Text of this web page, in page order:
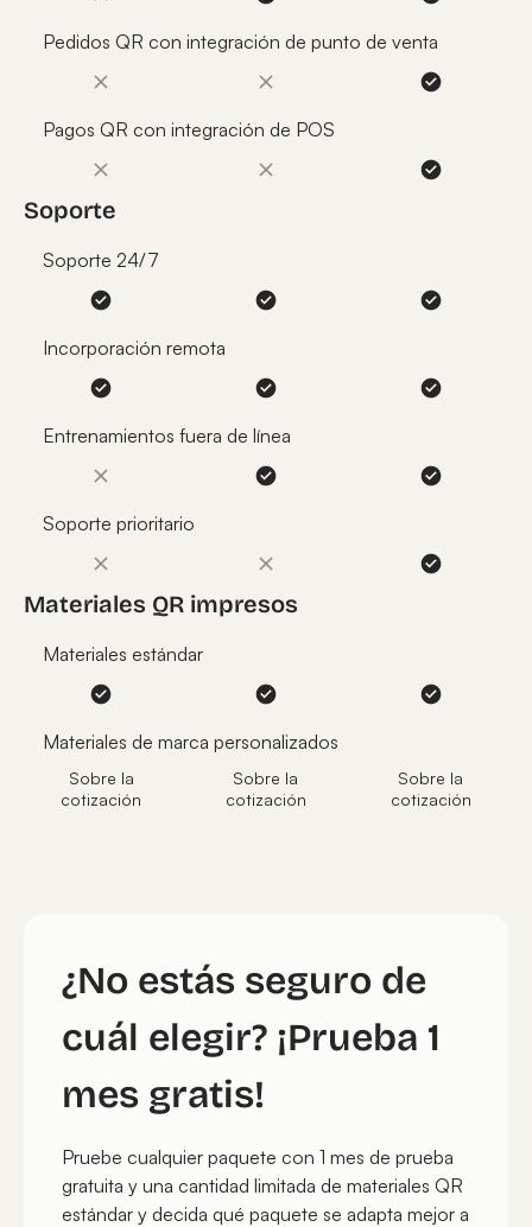
Pedidos QR con integración de punto de venta
Pagos QR con integración de POS
Soporte
Soporte 24/7
Incorporación remota
Entrenamientos fuera de línea
Soporte prioritario
Materiales QR impresos
Materiales estándar
Materiales de marca personalizados
Sobre la
cotización
Sobre la
cotización
Sobre la
cotización
¿No estás seguro de
cuál elegir? ¡Prueba 1
mes gratis!
Pruebe cualquier paquete con 1 mes de prueba
gratuita y una cantidad limitada de materiales QR
estándar y decida qué paquete se adapta mejor a